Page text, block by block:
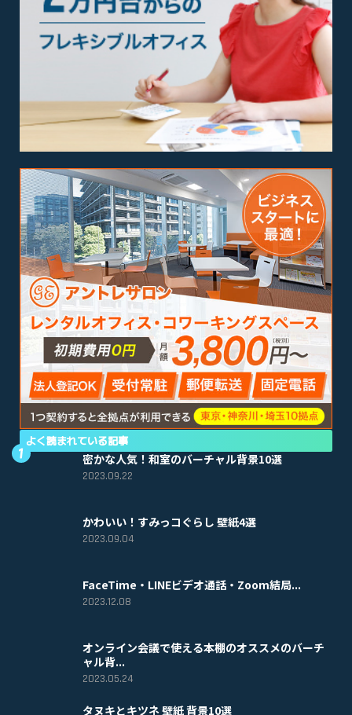
よく読まれている記事
密かな人気！和室のバーチャル背景10選
2023.09.22
かわいい！すみっコぐらし 壁紙4選
2023.09.04
FaceTime・LINEビデオ通話・Zoom結局...
2023.12.08
オンライン会議で使える本棚のオススメのバーチ
ャル背...
2023.05.24
タヌキとキツネ 壁紙 背景10選